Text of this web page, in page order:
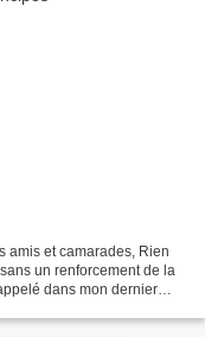
amis et camarades, Rien
un renforcement de la
dans mon dernier